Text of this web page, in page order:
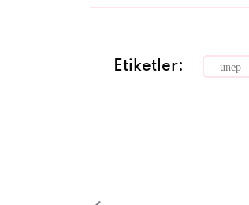
Etiketler: unep